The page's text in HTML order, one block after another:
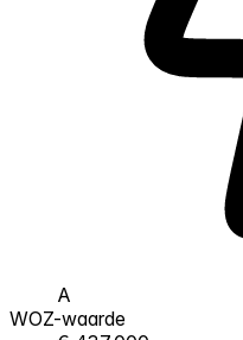
A
WOZ-waarde